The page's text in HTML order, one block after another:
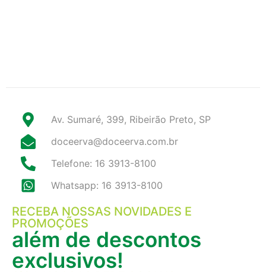
Av. Sumaré, 399, Ribeirão Preto, SP
doceerva@doceerva.com.br
Telefone: 16 3913-8100
Whatsapp: 16 3913-8100
RECEBA NOSSAS NOVIDADES E
PROMOÇÕES
além de descontos
exclusivos!